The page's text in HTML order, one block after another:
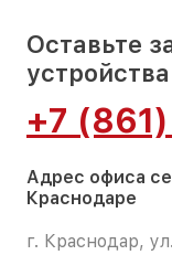
Оставьте
+7
Адрес офиса
Краснодаре
г. Краснодар,